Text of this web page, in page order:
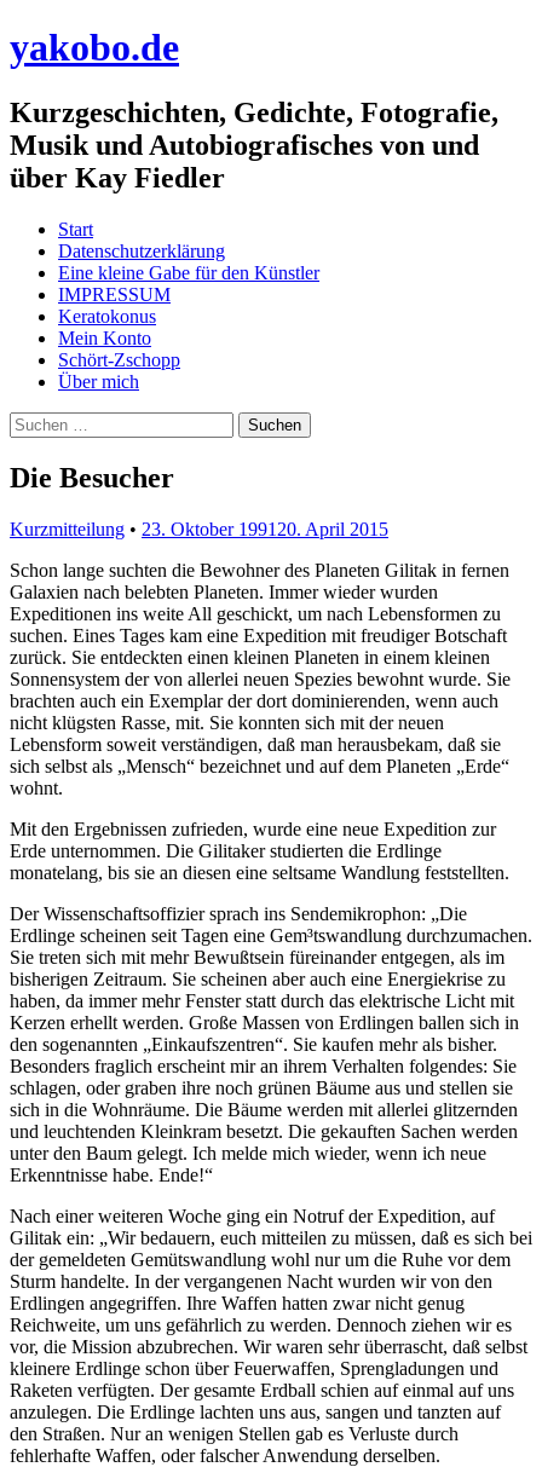
yakobo.de
Kurzgeschichten, Gedichte, Fotografie,
Musik und Autobiografisches von und
über Kay Fiedler
Menü
Zum
Inhalt
springen
Start
Datenschutzerklärung
Eine kleine Gabe für den Künstler
IMPRESSUM
Keratokonus
Mein Konto
Schört-Zschopp
Über mich
Suchen
nach:
Die Besucher
Kurzmitteilung • 23. Oktober 1991 20. April 2015
Schon lange suchten die Bewohner des Planeten Gilitak in fernen
Galaxien nach belebten Planeten. Immer wieder wurden
Expeditionen ins weite All geschickt, um nach Lebensformen zu
suchen. Eines Tages kam eine Expedition mit freudiger Botschaft
zurück. Sie entdeckten einen kleinen Planeten in einem kleinen
Sonnensystem der von allerlei neuen Spezies bewohnt wurde. Sie
brachten auch ein Exemplar der dort dominierenden, wenn auch
nicht klügsten Rasse, mit. Sie konnten sich mit der neuen
Lebensform soweit verständigen, daß man herausbekam, daß sie
sich selbst als „Mensch“ bezeichnet und auf dem Planeten „Erde“
wohnt.
Mit den Ergebnissen zufrieden, wurde eine neue Expedition zur
Erde unternommen. Die Gilitaker studierten die Erdlinge
monatelang, bis sie an diesen eine seltsame Wandlung feststellten.
Der Wissenschaftsoffizier sprach ins Sendemikrophon: „Die
Erdlinge scheinen seit Tagen eine Gem³tswandlung durchzumachen.
Sie treten sich mit mehr Bewußtsein füreinander entgegen, als im
bisherigen Zeitraum. Sie scheinen aber auch eine Energiekrise zu
haben, da immer mehr Fenster statt durch das elektrische Licht mit
Kerzen erhellt werden. Große Massen von Erdlingen ballen sich in
den sogenannten „Einkaufszentren“. Sie kaufen mehr als bisher.
Besonders fraglich erscheint mir an ihrem Verhalten folgendes: Sie
schlagen, oder graben ihre noch grünen Bäume aus und stellen sie
sich in die Wohnräume. Die Bäume werden mit allerlei glitzernden
und leuchtenden Kleinkram besetzt. Die gekauften Sachen werden
unter den Baum gelegt. Ich melde mich wieder, wenn ich neue
Erkenntnisse habe. Ende!“
Nach einer weiteren Woche ging ein Notruf der Expedition, auf
Gilitak ein: „Wir bedauern, euch mitteilen zu müssen, daß es sich bei
der gemeldeten Gemütswandlung wohl nur um die Ruhe vor dem
Sturm handelte. In der vergangenen Nacht wurden wir von den
Erdlingen angegriffen. Ihre Waffen hatten zwar nicht genug
Reichweite, um uns gefährlich zu werden. Dennoch ziehen wir es
vor, die Mission abzubrechen. Wir waren sehr überrascht, daß selbst
kleinere Erdlinge schon über Feuerwaffen, Sprengladungen und
Raketen verfügten. Der gesamte Erdball schien auf einmal auf uns
anzulegen. Die Erdlinge lachten uns aus, sangen und tanzten auf
den Straßen. Nur an wenigen Stellen gab es Verluste durch
fehlerhafte Waffen, oder falscher Anwendung derselben.